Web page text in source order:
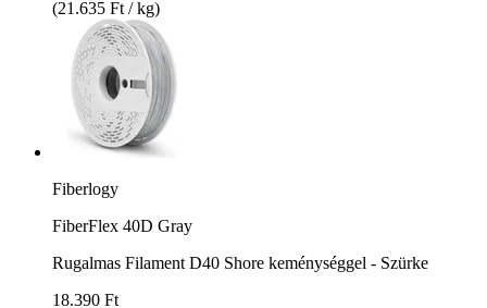
(21.635 Ft / kg)
Fiberlogy
FiberFlex 40D Gray
Rugalmas Filament D40 Shore keménységgel - Szürke
18.390 Ft